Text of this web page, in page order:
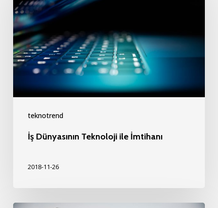
teknotrend
Teknoloji
ile
İmtihanı
İş Dünyasının Teknoloji ile İmtihanı
2018-11-26